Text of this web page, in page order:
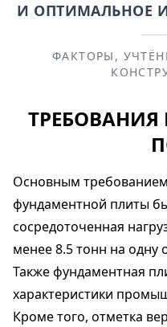
И ОПТИМАЛЬНОЕ
ФАКТОРЫ,
Основным
фундаментной плиты
сосредоточенная
менее 8.5 тонн на одну
Также фундаментная
характеристики
Кроме того, отметка